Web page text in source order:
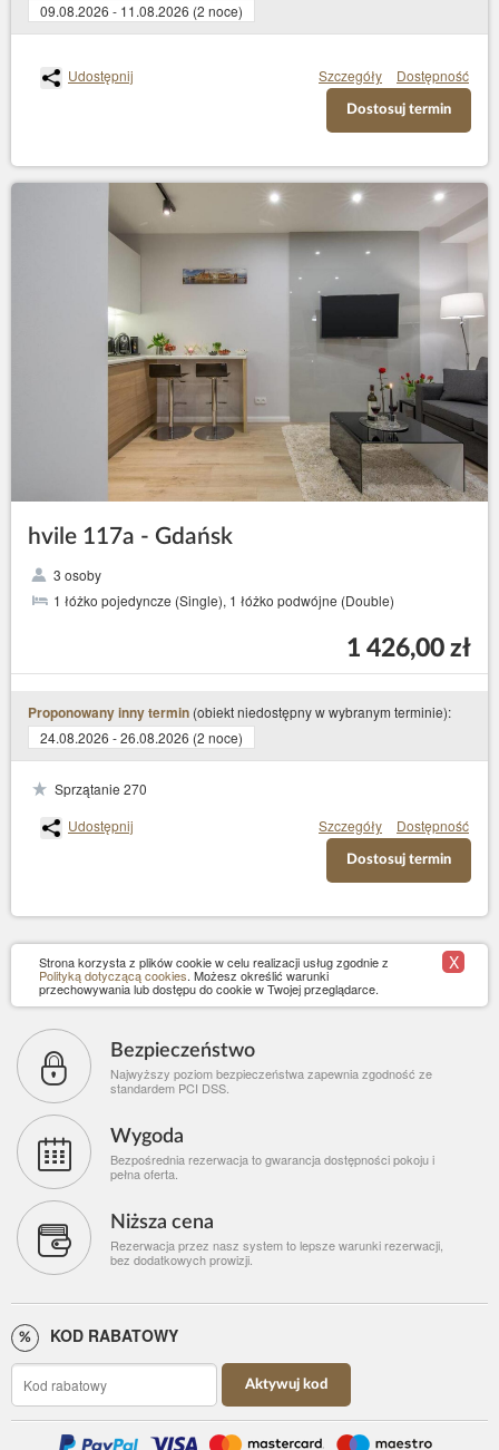
09.08.2026 - 11.08.2026 (2 noce)
Udostępnij Szczegóły Dostępność
Dostosuj termin
hvile 117a - Gdańsk
3 osoby
1 łóżko pojedyncze (Single), 1 łóżko podwójne (Double)
1 426,00 zł
Proponowany inny termin (obiekt niedostępny w wybranym terminie):
24.08.2026 - 26.08.2026 (2 noce)
Sprzątanie 270
Udostępnij
Szczegóły Dostępność
Dostosuj termin
Strona korzysta z plików cookie w celu realizacji usług zgodnie z
Polityką dotyczącą cookies. Możesz określić warunki
przechowywania lub dostępu do cookie w Twojej przeglądarce.
X
Bezpieczeństwo
Najwyższy poziom bezpieczeństwa zapewnia zgodność ze
standardem PCI DSS.
Wygoda
Bezpośrednia rezerwacja to gwarancja dostępności pokoju i
pełna oferta.
Niższa cena
Rezerwacja przez nasz system to lepsze warunki rezerwacji,
bez dodatkowych prowizji.
KOD RABATOWY
Aktywuj kod